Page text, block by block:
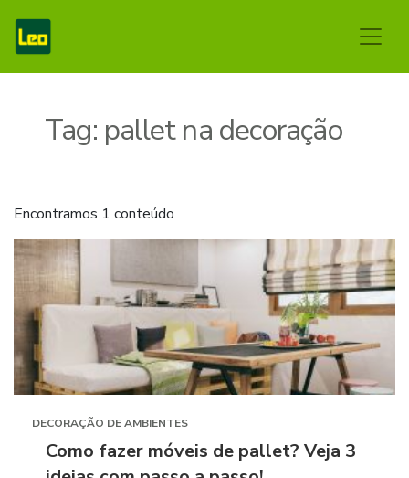
Tag: pallet na decoração
Encontramos 1 conteúdo
DECORAÇÃO DE AMBIENTES
Como fazer móveis de pallet? Veja 3